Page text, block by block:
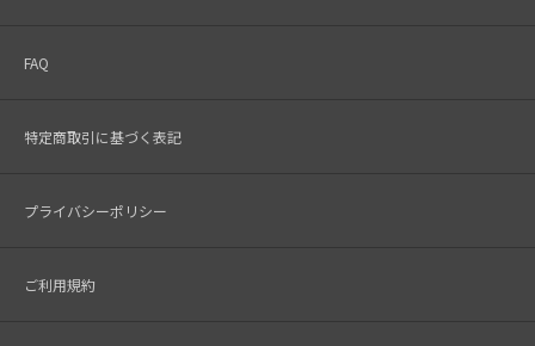
FAQ
特定商取引に基づく表記
プライバシーポリシー
ご利用規約